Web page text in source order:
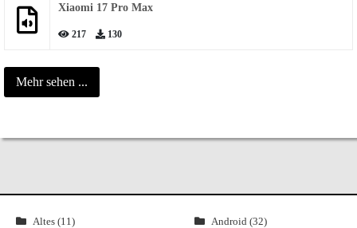
Xiaomi 17 Pro Max
217 130
Mehr sehen ...
Altes (11) Android (32)